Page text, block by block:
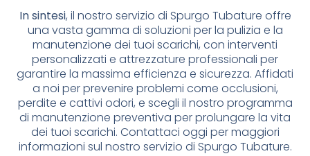
In sintesi, il nostro servizio di Spurgo Tubature offre
una vasta gamma di soluzioni per la pulizia e la
manutenzione dei tuoi scarichi, con interventi
personalizzati e attrezzature professionali per
garantire la massima efficienza e sicurezza. Affidati
a noi per prevenire problemi come occlusioni,
perdite e cattivi odori, e scegli il nostro programma
di manutenzione preventiva per prolungare la vita
dei tuoi scarichi. Contattaci oggi per maggiori
informazioni sul nostro servizio di Spurgo Tubature.